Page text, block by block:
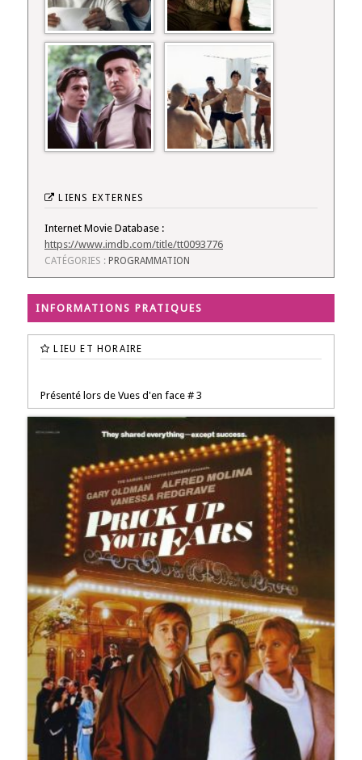
LIENS EXTERNES
Internet Movie Database :
https://www.imdb.com/title/tt0093776
CATÉGORIES : PROGRAMMATION
INFORMATIONS PRATIQUES
LIEU ET HORAIRE
Présenté lors de Vues d'en face # 3